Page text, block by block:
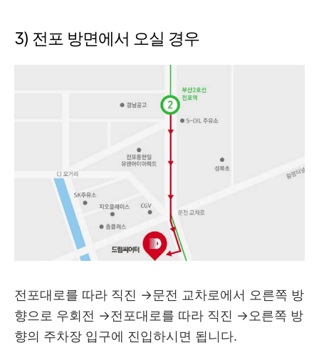
3) 전포 방면에서 오실 경우
전포대로를 따라 직진 →문전 교차로에서 오른쪽 방
향으로 우회전 →전포대로를 따라 직진 →오른쪽 방
향의 주차장 입구에 진입하시면 됩니다.